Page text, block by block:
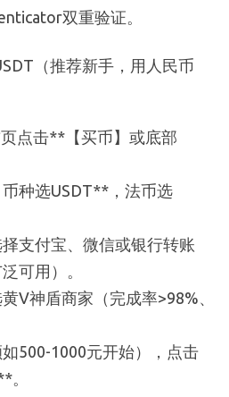
双重验证。
（推荐新手，用人民币
点击**【买币】或底部
种选USDT**，法币选
支付宝、微信或银行转账
可用）。
V神盾商家（完成率>98%、
500-1000元开始），点击
。